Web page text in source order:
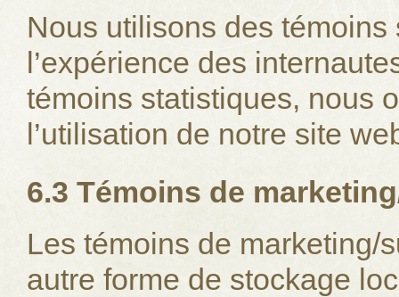
Nous utilisons des témoins
l’expérience des
témoins statistiques, nous
l’utilisation de notre site
6.3 Témoins de
Les témoins de marketing/
autre forme de stockage